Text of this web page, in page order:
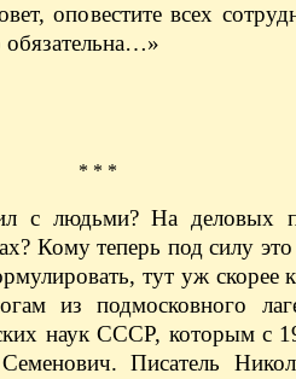
оповестите всех
* * *
с людьми? На деловых
Кому теперь под силу это
тут уж скорее
из подмосковного
наук СССР, которым с
Писатель